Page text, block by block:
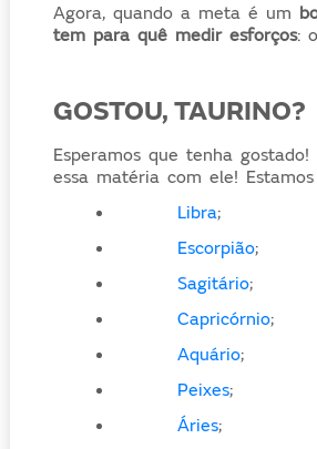
Agora, quando a meta é um
tem para quê medir esforços:
GOSTOU, TAURINO?
Esperamos que tenha
essa matéria com ele!
Libra;
Escorpião;
Sagitário;
Capricórnio;
Aquário;
Peixes;
Áries;